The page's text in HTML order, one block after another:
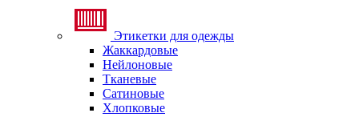
Этикетки для одежды
Жаккардовые
Нейлоновые
Тканевые
Сатиновые
Хлопковые